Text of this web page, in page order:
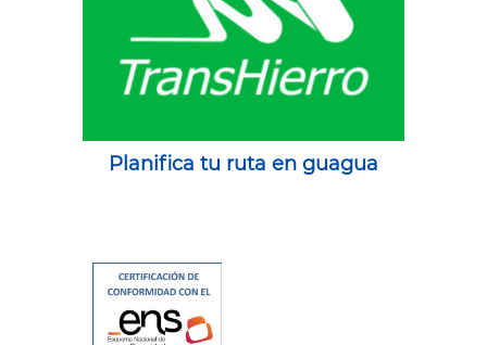
Planifica tu ruta en guagua